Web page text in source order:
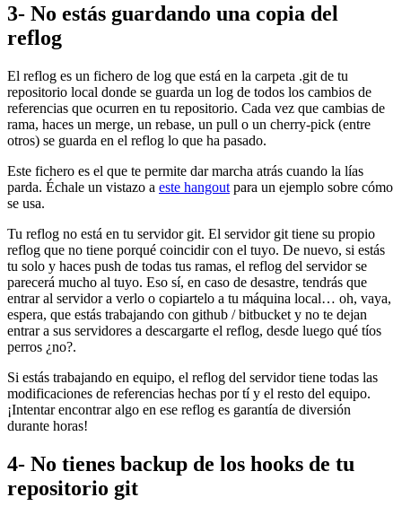
3- No estás guardando una copia del
reflog
El reflog es un fichero de log que está en la carpeta .git de tu
repositorio local donde se guarda un log de todos los cambios de
referencias que ocurren en tu repositorio. Cada vez que cambias de
rama, haces un merge, un rebase, un pull o un cherry-pick (entre
otros) se guarda en el reflog lo que ha pasado.
Este fichero es el que te permite dar marcha atrás cuando la lías
parda. Échale un vistazo a este hangout para un ejemplo sobre cómo
se usa.
Tu reflog no está en tu servidor git. El servidor git tiene su propio
reflog que no tiene porqué coincidir con el tuyo. De nuevo, si estás
tu solo y haces push de todas tus ramas, el reflog del servidor se
parecerá mucho al tuyo. Eso sí, en caso de desastre, tendrás que
entrar al servidor a verlo o copiartelo a tu máquina local… oh, vaya,
espera, que estás trabajando con github / bitbucket y no te dejan
entrar a sus servidores a descargarte el reflog, desde luego qué tíos
perros ¿no?.
Si estás trabajando en equipo, el reflog del servidor tiene todas las
modificaciones de referencias hechas por tí y el resto del equipo.
¡Intentar encontrar algo en ese reflog es garantía de diversión
durante horas!
4- No tienes backup de los hooks de tu
repositorio git